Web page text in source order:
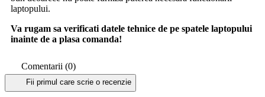
laptopului.
Va rugam sa verificati datele tehnice de pe spatele laptopului
inainte de a plasa comanda!
Comentarii (0)
Fii primul care scrie o recenzie